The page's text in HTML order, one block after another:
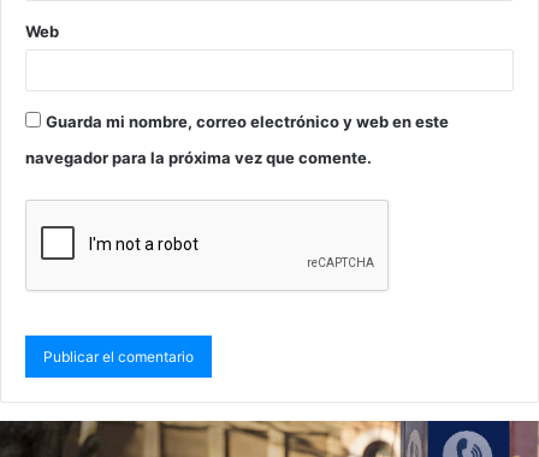
Web
Guarda mi nombre, correo electrónico y web en este
navegador para la próxima vez que comente.